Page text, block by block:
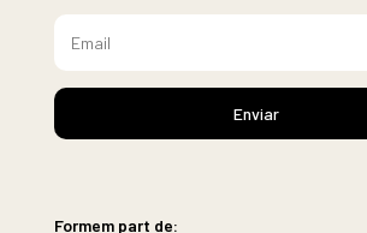
Enviar
Formem part de: